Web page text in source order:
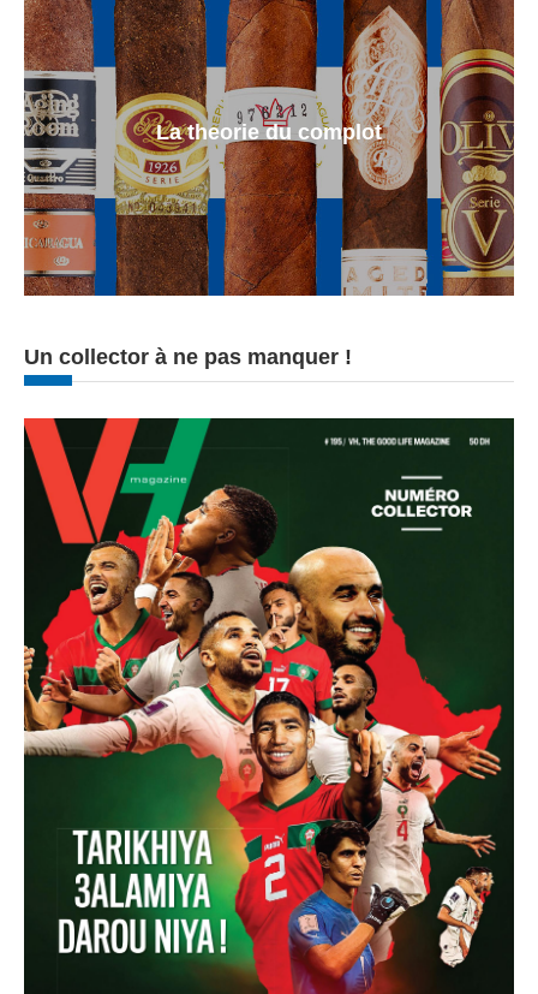
La theorie du complot
Un collector à ne pas manquer !